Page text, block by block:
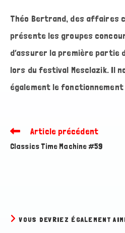
Théo Bertrand, des affaires
présente les groupes
d’assurer la première partie
lors du festival Mesclazik. Il
également le
Read
articles
Article précédent
Classics Time Machine #59
VOUS DEVRIEZ ÉGALEMENT